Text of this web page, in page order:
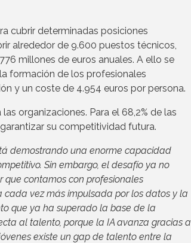
cubrir determinadas posiciones
alrededor de 9.600 puestos técnicos,
millones de euros anuales. A ello se
formación de los profesionales
y un coste de 4.954 euros por persona.
organizaciones. Para el 68,2% de las
su competitividad futura.
demostrando una enorme capacidad
Sin embargo, el desafío ya no
que contamos con profesionales
vez más impulsada por los datos y la
que ya ha superado la base de la
al talento, porque la IA avanza gracias a
existe un gap de talento entre la